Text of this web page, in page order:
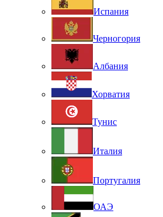
Испания
Черногория
Албания
Хорватия
Тунис
Италия
Португалия
ОАЭ